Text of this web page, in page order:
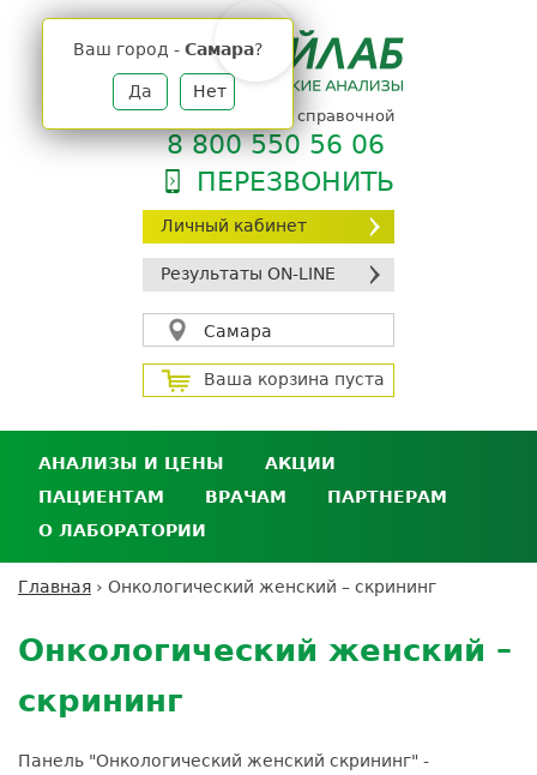
Личный кабинет
Результаты ON-LINE
Самара
Ваш город - Самара?
Да Нет
Ваша корзина пуста
телефон единой справочной
8 800 550 56 06
ПЕРЕЗВОНИТЬ
АНАЛИЗЫ И ЦЕНЫ
Анализы и цены
Где сдать анализы
Выезд на дом
Расшифровка анализов
АКЦИИ
ПАЦИЕНТАМ
Личный кабинет пациента
Дисконтная программа
Обратная связь
Усиление профилактических мер для
безопасности пациентов
Налоговый вычет
ВРАЧАМ
Сотрудничество
лабораторию
ПАРТНЕРАМ
кабинет
партнёра
Экскурсия в
О ЛАБОРАТОРИИ
Вакансии
здесь
Главная › Онкологический женский – скрининг
to
top
Онкологический женский –
скрининг
Панель "Онкологический женский скрининг" -